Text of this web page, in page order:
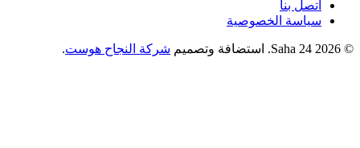
اتصل بنا
سياسة الخصوصية
© 2026 Saha 24. استضافة وتصميم شركة النجاح هوست.